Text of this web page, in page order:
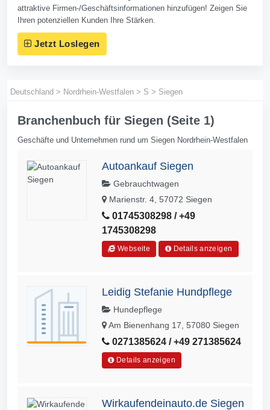
attraktive Firmen-/Geschäftsinformationen hinzufügen! Zeigen Sie
Ihren potenziellen Kunden Ihre Stärken.
Jetzt Loslegen
Deutschland > Nordrhein-Westfalen > S > Siegen
Branchenbuch für Siegen (Seite 1)
Geschäfte und Unternehmen rund um Siegen Nordrhein-Westfalen
Autoankauf Siegen
Gebrauchtwagen
Marienstr. 4, 57072 Siegen
01745308298 / +49
1745308298
Webseite Details anzeigen
Leidig Stefanie Hundpflege
Hundepflege
Am Bienenhang 17, 57080 Siegen
0271385624 / +49 271385624
Details anzeigen
Wirkaufendeinauto.de Siegen